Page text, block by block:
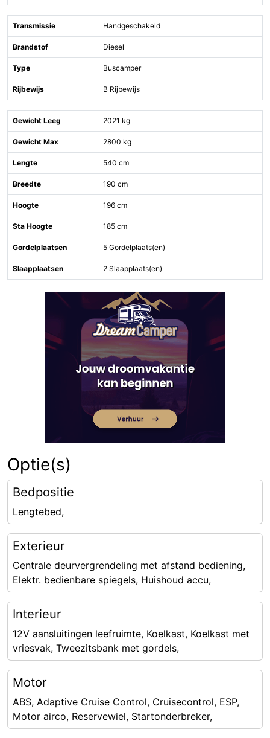
Transmissie Handgeschakeld
Brandstof Diesel
Type Buscamper
Rijbewijs B Rijbewijs
Gewicht Leeg 2021 kg
Gewicht Max 2800 kg
Lengte 540 cm
Breedte 190 cm
Hoogte 196 cm
Sta Hoogte 185 cm
Gordelplaatsen 5 Gordelplaats(en)
Slaapplaatsen 2 Slaapplaats(en)
Optie(s)
Bedpositie
Lengtebed,
Exterieur
Centrale deurvergrendeling met afstand bediening,
Elektr. bedienbare spiegels, Huishoud accu,
Interieur
12V aansluitingen leefruimte, Koelkast, Koelkast met
vriesvak, Tweezitsbank met gordels,
Motor
ABS, Adaptive Cruise Control, Cruisecontrol, ESP,
Motor airco, Reservewiel, Startonderbreker,